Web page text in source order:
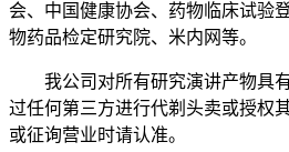
会、中国健康协会、药物临床试验
物药品检定研究院、米内网等。
我公司对所有研究演讲产物具有
过任何第三方进行代剃头卖或授权
或征询营业时请认准。